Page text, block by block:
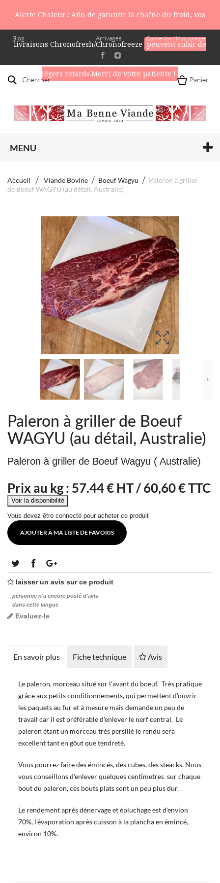
Alerte Chaleur : Afin de garantir la chaîne du froid, vos
livraisons Chronofresh/Chronofreeze peuvent subir de
légers retards.Merci de votre patiente !
Blog Connexion / Mon compte
Arrivages
Chercher Panier
MENU
Accueil Viande Bovine Boeuf Wagyu
Paleron à griller
de Boeuf WAGYU (au détail, Australie)
Paleron à griller de Boeuf
WAGYU (au détail, Australie)
Paleron à griller de Boeuf Wagyu ( Australie)
Prix au kg : 57.44€ HT /60,60 € TTC
Vous devez être connecté pour acheter ce produit
AJOUTER À MA LISTE DE FAVORIS
laisser un avis sur ce produit
personne n'a encore posté d'avis
dans cette langue
Evaluez-le
En savoir plus Fiche technique Avis
Le paleron, morceau situé sur l'avant du boeuf. Très pratique
grâce aux petits conditionnements, qui permettent d'ouvrir
les paquets au fur et à mesure mais demande un peu de
travail car il est préférable d'enlever le nerf central. Le
paleron étant un morceau très persillé le rendu sera
excellent tant en gôut que tendreté.
Vous pourrez faire des émincés, des cubes, des steacks. Nous
vous conseillons d'enlever quelques centimetres sur chaque
bout du paleron, ces bouts plats sont un peu plus dur.
Le rendement après dénervage et épluchage est d'envion
70%, l'évaporation après cuisson à la plancha en émincé,
environ 10%.